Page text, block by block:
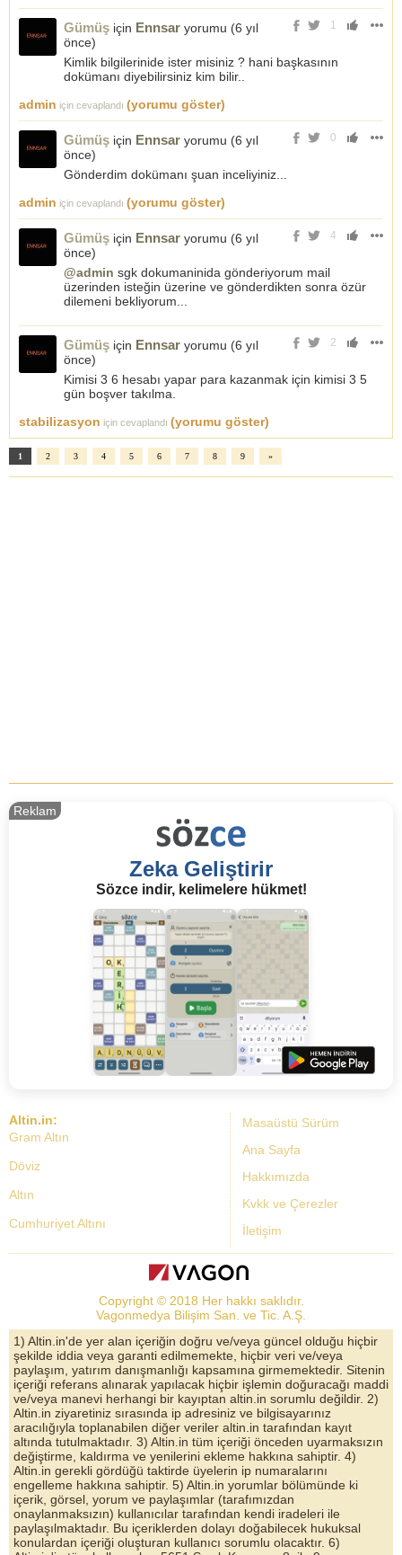
1
Gümüş için Ennsar yorumu (6 yıl
önce)
Kimlik bilgilerinide ister misiniz ? hani başkasının
dokümanı diyebilirsiniz kim bilir..
admin için cevaplandı (yorumu göster)
0
Gümüş için Ennsar yorumu (6 yıl
önce)
Gönderdim dokümanı şuan inceliyiniz...
admin için cevaplandı (yorumu göster)
4
Gümüş için Ennsar yorumu (6 yıl
önce)
@admin sgk dokumaninida gönderiyorum mail
üzerinden isteğin üzerine ve gönderdikten sonra özür
dilemeni bekliyorum...
2
Gümüş için Ennsar yorumu (6 yıl
önce)
Kimisi 3 6 hesabı yapar para kazanmak için kimisi 3 5
gün boşver takılma.
stabilizasyon için cevaplandı (yorumu göster)
1 2 3 4 5 6 7 8 9 »
Zeka Geliştirir
Sözce indir, kelimelere hükmet!
Reklam
Masaüstü Sürüm
Ana Sayfa
Hakkımızda
Kvkk ve Çerezler
İletişim
Altin.in:
Gram Altın
Döviz
Altın
Cumhuriyet Altını
Dolar Kuru
Altın Yorumları
Döviz Kurları
Çeyrek Altın
Bitcoin
Euro/Dolar Parite
Sterlin
Döviz Arşivi
Copyright © 2018 Her hakkı saklıdır.
Vagonmedya Bilişim San. ve Tic. A.Ş.
1) Altin.in'de yer alan içeriğin doğru ve/veya güncel olduğu hiçbir
şekilde iddia veya garanti edilmemekte, hiçbir veri ve/veya
paylaşım, yatırım danışmanlığı kapsamına girmemektedir. Sitenin
içeriği referans alınarak yapılacak hiçbir işlemin doğuracağı maddi
ve/veya manevi herhangi bir kayıptan altin.in sorumlu değildir. 2)
Altin.in ziyaretiniz sırasında ip adresiniz ve bilgisayarınız
aracılığıyla toplanabilen diğer veriler altin.in tarafından kayıt
altında tutulmaktadır. 3) Altin.in tüm içeriği önceden uyarmaksızın
değiştirme, kaldırma ve yenilerini ekleme hakkına sahiptir. 4)
Altin.in gerekli gördüğü taktirde üyelerin ip numaralarını
engelleme hakkına sahiptir. 5) Altin.in yorumlar bölümünde ki
içerik, görsel, yorum ve paylaşımlar (tarafımızdan
onaylanmaksızın) kullanıcılar tarafından kendi iradeleri ile
paylaşılmaktadır. Bu içeriklerden dolayı doğabilecek hukuksal
konulardan içeriği oluşturan kullanıcı sorumlu olacaktır. 6)